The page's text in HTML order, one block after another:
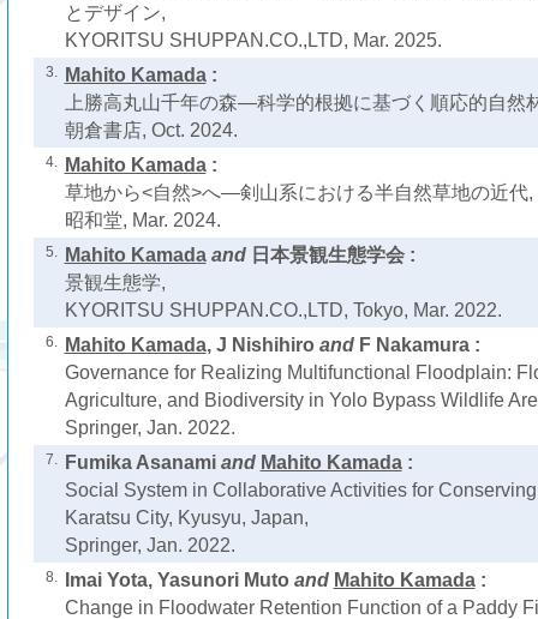
とデザイン,
KYORITSU SHUPPAN.CO.,LTD, Mar. 2025.
3. Mahito Kamada:
上勝高丸山千年の森―科学的根拠に基づく順応的自然
朝倉書店, Oct. 2024.
4. Mahito Kamada:
草地から<自然>へ―剣山系における半自然草地の近代,
昭和堂, Mar. 2024.
5. Mahito Kamadaand 日本景観生態学会 :
景観生態学,
KYORITSU SHUPPAN.CO.,LTD, Tokyo, Mar. 2022.
6. Mahito Kamada, J Nishihiro and F Nakamura :
Governance for Realizing Multifunctional Floodplain:
Agriculture, and Biodiversity in Yolo Bypass Wildlife
Springer, Jan. 2022.
7. Fumika Asanamiand Mahito Kamada:
Social System in Collaborative Activities for
Karatsu City, Kyusyu, Japan,
Springer, Jan. 2022.
8. Imai Yota, Yasunori Muto and Mahito Kamada:
Change in Floodwater Retention Function of a Paddy